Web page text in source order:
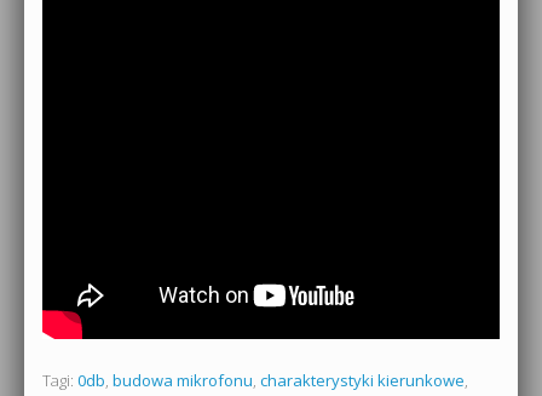
Tagi: 0db, budowa mikrofonu, charakterystyki kierunkowe,